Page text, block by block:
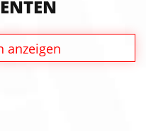
anzeigen